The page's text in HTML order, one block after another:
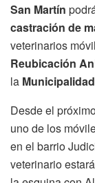
San Martín
castración de
veterinarios
Reubicación
la
Desde el
uno de los
en el barrio
veterinario